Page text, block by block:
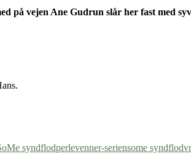
på vejen Ane Gudrun slår her fast med
syndflodperlevenner-seriensome syndflod